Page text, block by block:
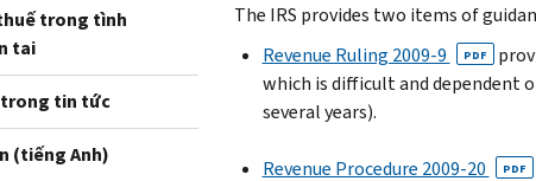
trong tình
tai
trong tin tức
(tiếng Anh)
The IRS provides two items of
Revenue Ruling 2009-9
PDF
which is difficult and dependent
several years).
Revenue Procedure 2009-20 PDF